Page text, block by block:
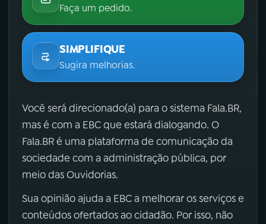
Faça um pedido.
SIMPLIFIQUE
Sugira melhorias.
Você será direcionado(a) para o sistema Fala.BR,
mas é com a EBC que estará dialogando. O
Fala.BR é uma plataforma de comunicação da
sociedade com a administração pública, por
meio das Ouvidorias.
Sua opinião ajuda a EBC a melhorar os serviços e
conteúdos ofertados ao cidadão. Por isso, não